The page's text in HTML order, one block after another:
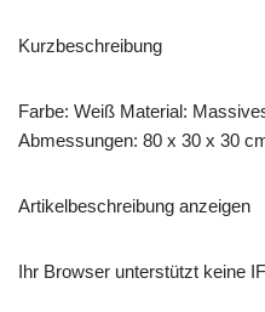
Kurzbeschreibung
Farbe: Weiß Material:
Abmessungen: 80 x 30 x 30
Artikelbeschreibung anzeigen
Ihr Browser unterstützt keine